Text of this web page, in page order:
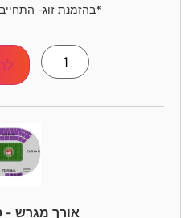
*בהזמנת זוג-
אורך מגרש -